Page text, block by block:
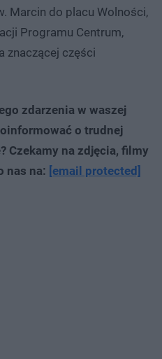
Marcin do placu Wolności,
Programu Centrum,
znaczącej części
zdarzenia w waszej
o trudnej
Czekamy na zdjęcia, filmy
nas na: [email protected]